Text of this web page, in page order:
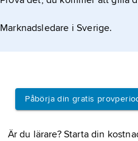
Marknadsledare i Sverige.
Påbörja din gratis
Är du lärare? Starta din